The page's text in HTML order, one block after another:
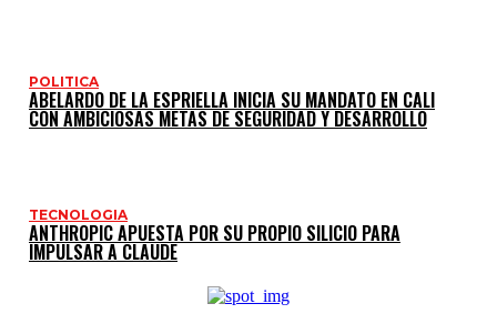
POLITICA
ABELARDO DE LA ESPRIELLA INICIA SU MANDATO EN CALI
CON AMBICIOSAS METAS DE SEGURIDAD Y DESARROLLO
TECNOLOGIA
ANTHROPIC APUESTA POR SU PROPIO SILICIO PARA
IMPULSAR A CLAUDE